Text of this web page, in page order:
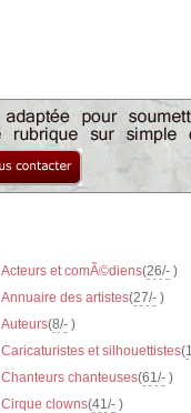
Acteurs et comÃ©diens(26/- )
Annuaire des artistes(27/- )
Auteurs(8/- )
Caricaturistes et silhouettistes(
Chanteurs chanteuses(61/- )
Cirque clowns(41/- )